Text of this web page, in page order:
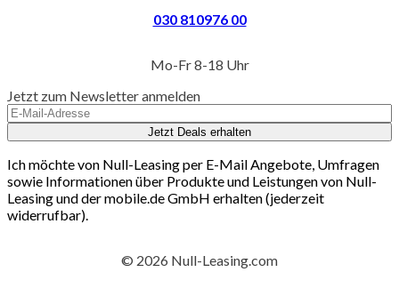
030 810976 00
Mo-Fr 8-18 Uhr
Jetzt zum Newsletter anmelden
Jetzt Deals erhalten
Ich möchte von Null-Leasing per E-Mail Angebote, Umfragen
sowie Informationen über Produkte und Leistungen von Null-
Leasing und der mobile.de GmbH erhalten (jederzeit
widerrufbar).
© 2026 Null-Leasing.com